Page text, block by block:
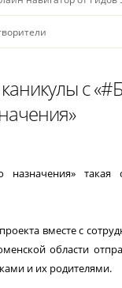
с
назначения» такая
вместе с
области
и их родителями.